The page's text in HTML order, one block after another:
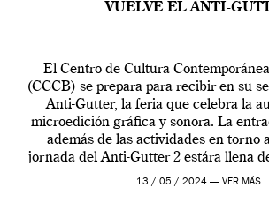
VUELVE EL ANTI-
El Centro de Cultura
(CCCB) se prepara para recibir en su
Anti-Gutter, la feria que celebra la
microedición gráfica y sonora. La
además de las actividades en torno
jornada del Anti-Gutter 2 estára llena
[…]
13 / 05 / 2024 — VER MÁS